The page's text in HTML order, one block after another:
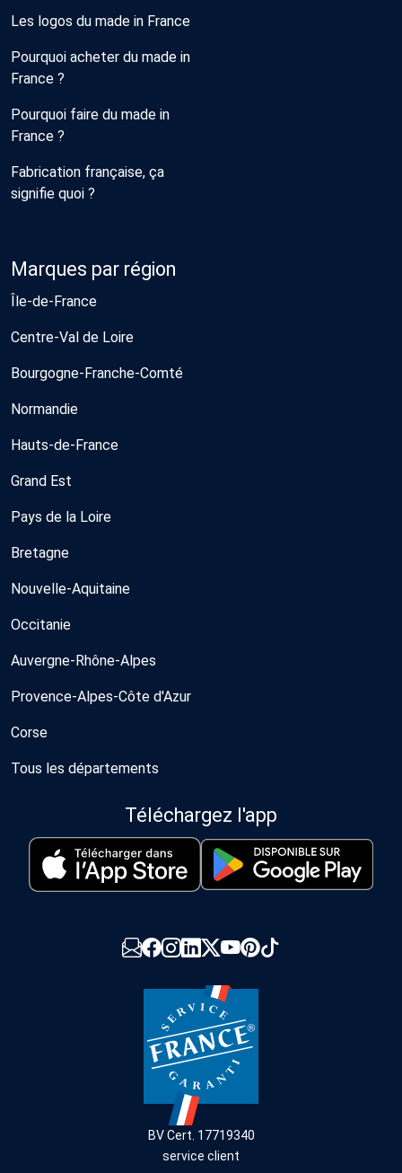
Les logos du made in France
Pourquoi acheter du made in
France ?
Pourquoi faire du made in
France ?
Fabrication française, ça
signifie quoi ?
Marques par région
Île-de-France
Centre-Val de Loire
Bourgogne-Franche-Comté
Normandie
Hauts-de-France
Grand Est
Pays de la Loire
Bretagne
Nouvelle-Aquitaine
Occitanie
Auvergne-Rhône-Alpes
Provence-Alpes-Côte d'Azur
Corse
Tous les départements
Téléchargez l'app
BV Cert. 17719340
service client